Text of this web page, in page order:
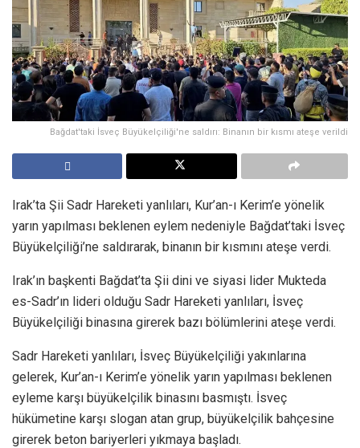
Bağdat'taki İsveç Büyükelçiliği'ne saldırı: Binanın bir kısmı ateşe verildi
Irak’ta Şii Sadr Hareketi yanlıları, Kur’an-ı Kerim’e yönelik
yarın yapılması beklenen eylem nedeniyle Bağdat’taki İsveç
Büyükelçiliği’ne saldırarak, binanın bir kısmını ateşe verdi.
Irak’ın başkenti Bağdat’ta Şii dini ve siyasi lider Mukteda
es-Sadr’ın lideri olduğu Sadr Hareketi yanlıları, İsveç
Büyükelçiliği binasına girerek bazı bölümlerini ateşe verdi.
Sadr Hareketi yanlıları, İsveç Büyükelçiliği yakınlarına
gelerek, Kur’an-ı Kerim’e yönelik yarın yapılması beklenen
eyleme karşı büyükelçilik binasını basmıştı. İsveç
hükümetine karşı slogan atan grup, büyükelçilik bahçesine
girerek beton bariyerleri yıkmaya başladı.